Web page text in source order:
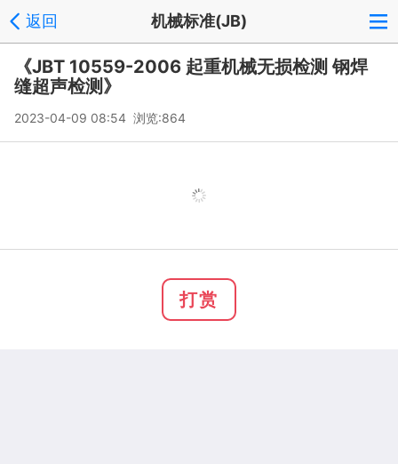
返回 机械标准(JB)
《JBT 10559-2006 起重机械无损检测 钢焊
缝超声检测》
2023-04-09 08:54 浏览:864
打赏